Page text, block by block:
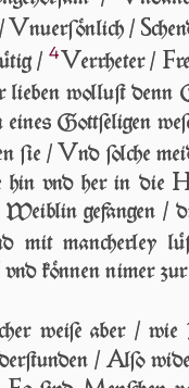
Vn­uer­ſön­lich / S
/ 4Ver­rhe­ter / F
lie­ben wolluſt denn
eines Gottſeligen
ſie / Vnd ſol­che
hin vnd her in die
ge­fan­gen /
mit man­cher­ley
kön­nen ni­mer
weiſe aber /
/Al­ſo